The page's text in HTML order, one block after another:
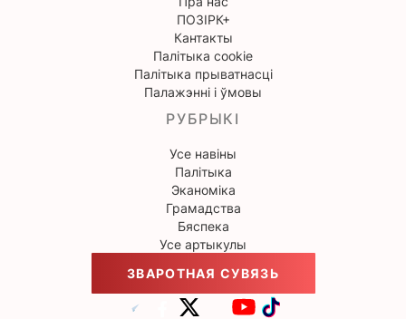
ПОЗІРК+
Кантакты
Палітыка cookie
Палітыка прыватнасці
Палажэнні і ўмовы
РУБРЫКІ
Усе навіны
Палітыка
Эканоміка
Грамадства
Бяспека
Усе артыкулы
ЗВАРОТНАЯ СУВЯЗЬ